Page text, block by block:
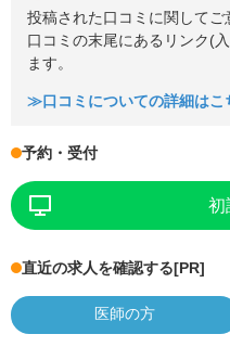
投稿された口コミに関して
口コミの末尾にあるリンク(
ます。
≫口コミについての詳細はこ
予約・受付
初
直近の求人を確認する[PR]
医師の方